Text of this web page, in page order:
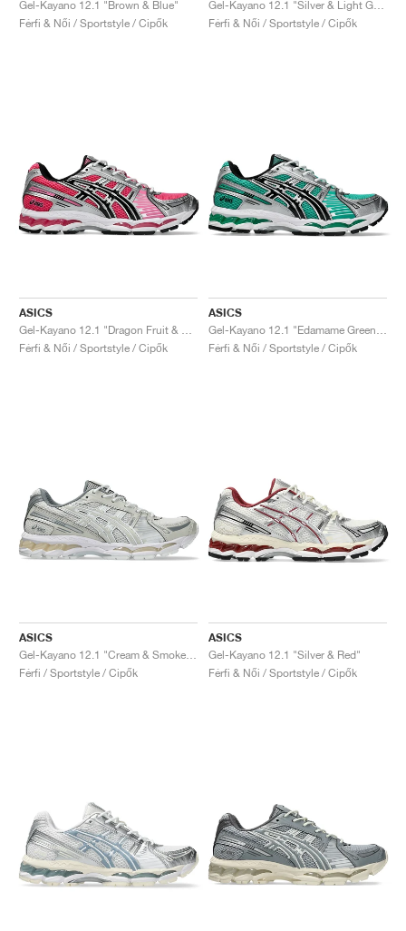
Gel-Kayano 12.1 "Brown & Blue"
Férfi & Női / Sportstyle / Cipők
Férfi & Női / Sportstyle / Cipők
ASICS
Férfi & Női / Sportstyle / Cipők
ASICS
Férfi & Női / Sportstyle / Cipők
ASICS
Férfi / Sportstyle / Cipők
ASICS
Gel-Kayano 12.1 "Silver & Red"
Férfi & Női / Sportstyle / Cipők